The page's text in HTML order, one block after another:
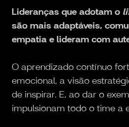
Lideranças que adotam o
são mais adaptáveis,
empatia e lideram com
O aprendizado contínuo
emocional, a visão
de inspirar. E, ao dar o
impulsionam todo o time a